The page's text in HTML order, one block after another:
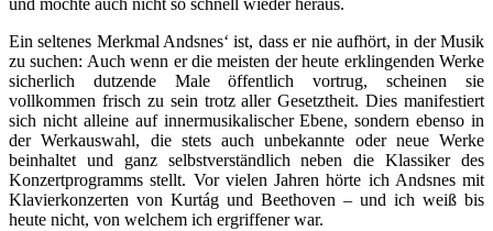
und möchte auch nicht so schnell wieder heraus.
Ein seltenes Merkmal Andsnes‘ ist, dass er nie aufhört, in der Musik
zu suchen: Auch wenn er die meisten der heute erklingenden Werke
sicherlich dutzende Male öffentlich vortrug, scheinen sie
vollkommen frisch zu sein trotz aller Gesetztheit. Dies manifestiert
sich nicht alleine auf innermusikalischer Ebene, sondern ebenso in
der Werkauswahl, die stets auch unbekannte oder neue Werke
beinhaltet und ganz selbstverständlich neben die Klassiker des
Konzertprogramms stellt. Vor vielen Jahren hörte ich Andsnes mit
Klavierkonzerten von Kurtág und Beethoven – und ich weiß bis
heute nicht, von welchem ich ergriffener war.